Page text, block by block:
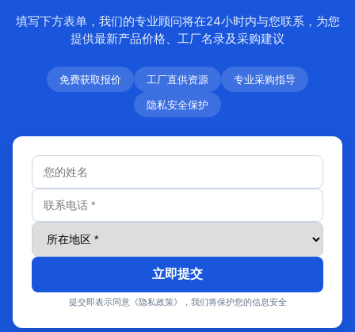
填写下方表单，我们的专业顾问将在24小时内与您联系，为您
提供最新产品价格、工厂名录及采购建议
免费获取报价 工厂直供资源
专业采购指导
隐私安全保护
立即提交
提交即表示同意《隐私政策》，我们将保护您的信息安全